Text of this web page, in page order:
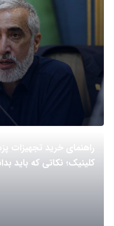
راهنمای خرید
کلینیک؛ نکاتی که باید